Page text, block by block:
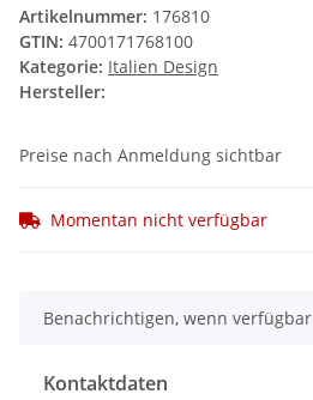
Artikelnummer: 176810
GTIN: 4700171768100
Kategorie: Italien Design
Hersteller:
Preise nach Anmeldung sichtbar
Momentan nicht verfügbar
Benachrichtigen, wenn verfügbar
Kontaktdaten